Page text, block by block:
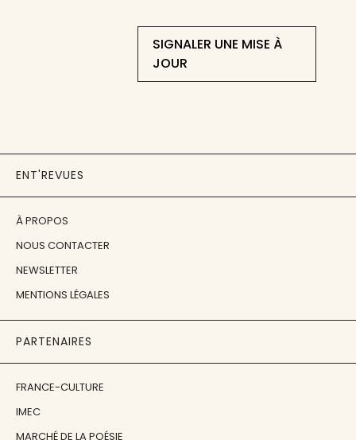
SIGNALER UNE MISE À
JOUR
ENT'REVUES
À PROPOS
NOUS CONTACTER
NEWSLETTER
MENTIONS LÉGALES
PARTENAIRES
FRANCE-CULTURE
IMEC
MARCHÉ DE LA POÉSIE